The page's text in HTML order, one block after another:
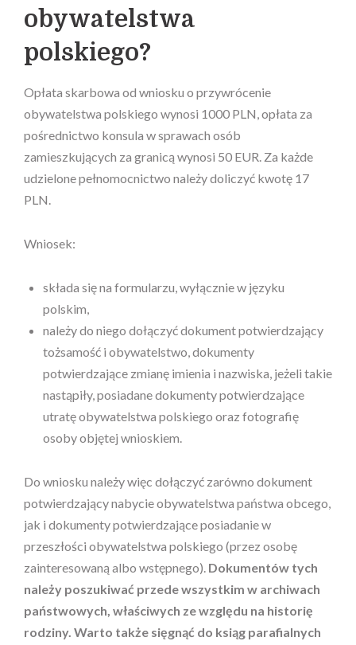
obywatelstwa
polskiego?
Opłata skarbowa od wniosku o przywrócenie
obywatelstwa polskiego wynosi 1000 PLN, opłata za
pośrednictwo konsula w sprawach osób
zamieszkujących za granicą wynosi 50 EUR. Za każde
udzielone pełnomocnictwo należy doliczyć kwotę 17
PLN.
Wniosek:
składa się na formularzu, wyłącznie w języku
polskim,
należy do niego dołączyć dokument potwierdzający
tożsamość i obywatelstwo, dokumenty
potwierdzające zmianę imienia i nazwiska, jeżeli takie
nastąpiły, posiadane dokumenty potwierdzające
utratę obywatelstwa polskiego oraz fotografię
osoby objętej wnioskiem.
Do wniosku należy więc dołączyć zarówno dokument
potwierdzający nabycie obywatelstwa państwa obcego,
jak i dokumenty potwierdzające posiadanie w
przeszłości obywatelstwa polskiego (przez osobę
zainteresowaną albo wstępnego). Dokumentów tych
należy poszukiwać przede wszystkim w archiwach
państwowych, właściwych ze względu na historię
rodziny. Warto także sięgnąć do ksiąg parafialnych